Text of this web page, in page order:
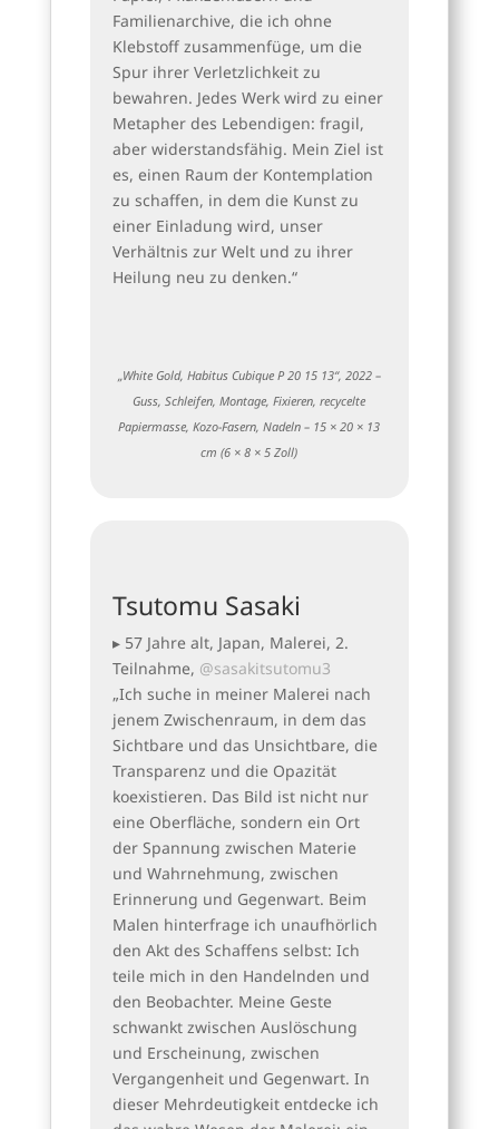
Familienarchive, die ich ohne
Klebstoff zusammenfüge, um die
Spur ihrer Verletzlichkeit zu
bewahren. Jedes Werk wird zu einer
Metapher des Lebendigen: fragil,
aber widerstandsfähig. Mein Ziel ist
es, einen Raum der Kontemplation
zu schaffen, in dem die Kunst zu
einer Einladung wird, unser
Verhältnis zur Welt und zu ihrer
Heilung neu zu denken.“
„White Gold, Habitus Cubique P 20 15 13“, 2022 –
Guss, Schleifen, Montage, Fixieren, recycelte
Papiermasse, Kozo-Fasern, Nadeln – 15 × 20 × 13
cm (6 × 8 × 5 Zoll)
Tsutomu Sasaki
▸ 57 Jahre alt, Japan, Malerei, 2.
Teilnahme, @sasakitsutomu3
„Ich suche in meiner Malerei nach
jenem Zwischenraum, in dem das
Sichtbare und das Unsichtbare, die
Transparenz und die Opazität
koexistieren. Das Bild ist nicht nur
eine Oberfläche, sondern ein Ort
der Spannung zwischen Materie
und Wahrnehmung, zwischen
Erinnerung und Gegenwart. Beim
Malen hinterfrage ich unaufhörlich
den Akt des Schaffens selbst: Ich
teile mich in den Handelnden und
den Beobachter. Meine Geste
schwankt zwischen Auslöschung
und Erscheinung, zwischen
Vergangenheit und Gegenwart. In
dieser Mehrdeutigkeit entdecke ich